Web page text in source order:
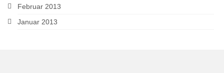
Februar 2013
Januar 2013